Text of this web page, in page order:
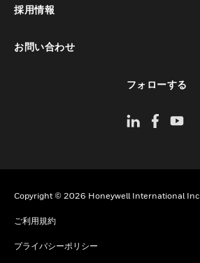
採用情報
お問い合わせ
フォローする
Copyright © 2026 Honeywell International Inc
ご利用規約
プライバシーポリシー